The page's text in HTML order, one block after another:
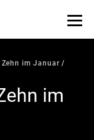
im Januar
im